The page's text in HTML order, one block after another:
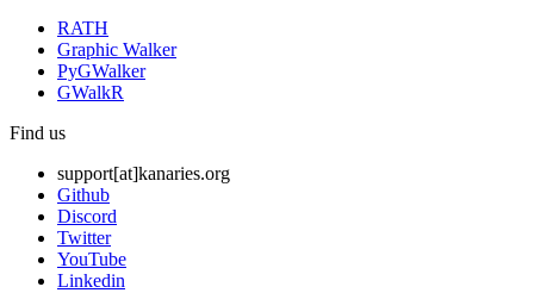
RATH
Graphic Walker
PyGWalker
GWalkR
Find us
support[at]kanaries.org
Github
Discord
Twitter
YouTube
Linkedin